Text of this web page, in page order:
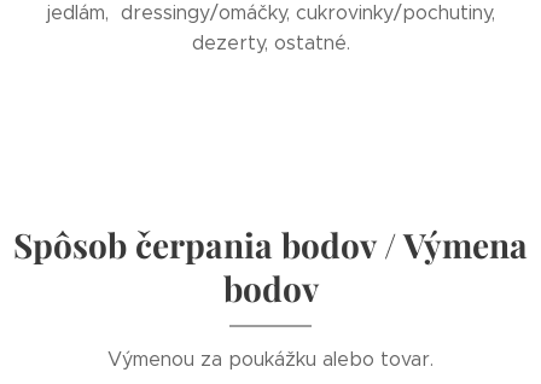
jedlám, dressingy/omáčky, cukrovinky/pochutiny,
dezerty, ostatné.
Spôsob čerpania bodov / Výmena
bodov
Výmenou za poukážku alebo tovar.